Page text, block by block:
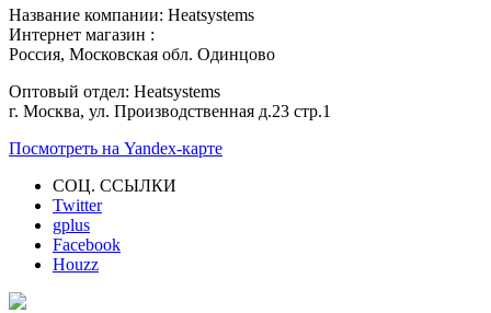
Название компании: Heatsystems
Интернет магазин :
Россия, Московская обл. Одинцово
Оптовый отдел: Heatsystems
г. Москва, ул. Производственная д.23 стр.1
Посмотреть на Yandex-карте
СОЦ. ССЫЛКИ
Twitter
gplus
Facebook
Houzz